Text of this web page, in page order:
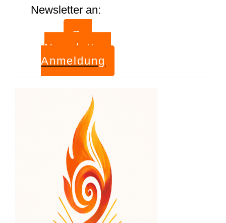
Newsletter an:
Zur
Newsletter-
Anmeldung